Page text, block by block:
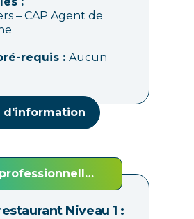
– CAP Agent de
requis : Aucun
d'information
(FPC)
Niveau 1 :